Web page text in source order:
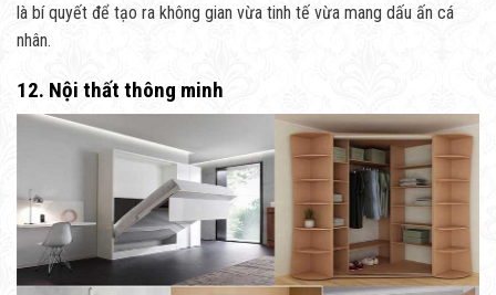
là bí quyết để tạo ra không gian vừa tinh tế vừa mang dấu ấn cá
nhân.
12. Nội thất thông minh